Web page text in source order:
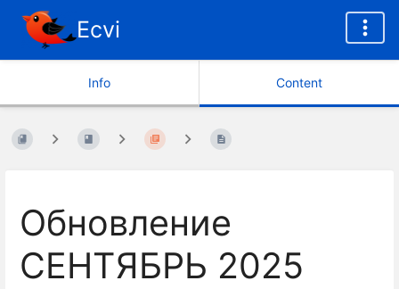
Ecvi
Info Content
Обновление
СЕНТЯБРЬ 2025